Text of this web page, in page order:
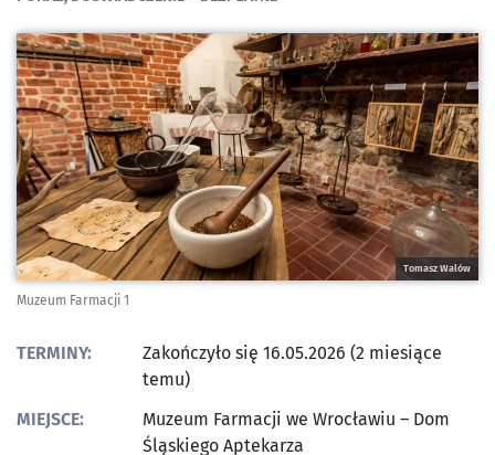
Kliknij, aby powiększyć
Tomasz Walów
Muzeum Farmacji 1
TERMINY:
Zakończyło się 16.05.2026 (2 miesiące
temu)
MIEJSCE:
Muzeum Farmacji we Wrocławiu – Dom
Śląskiego Aptekarza